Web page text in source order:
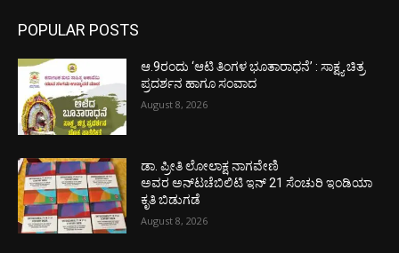
POPULAR POSTS
ಆ.9ರಂದು ‘ಆಟಿ ತಿಂಗಳ ಭೂತಾರಾಧನೆ’ : ಸಾಕ್ಷ್ಯ ಚಿತ್ರ
ಪ್ರದರ್ಶನ ಹಾಗೂ ಸಂವಾದ
August 8, 2026
ಡಾ. ಪ್ರೀತಿ ಲೋಲಾಕ್ಷ ನಾಗವೇಣಿ
ಅವರ ಅನ್‌ಟಚೆಬಿಲಿಟಿ ಇನ್ 21 ಸೆಂಚುರಿ ಇಂಡಿಯಾ
ಕೃತಿ ಬಿಡುಗಡೆ
August 8, 2026